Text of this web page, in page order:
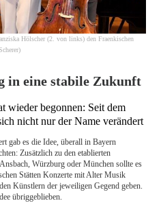
Hölscher (2. von links) den Fraenkischen
in eine stabile Zukunft
wieder begonnen: Seit dem
nicht nur der Name verändert
gab es die Idee, überall in Bayern
Zusätzlich zu den etablierten
Würzburg oder München sollte es
Stätten Konzerte mit Alter Musik
Künstlern der jeweiligen Gegend geben.
übriggeblieben.